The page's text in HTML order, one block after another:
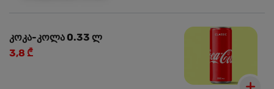
კოკა-კოლა 0.33 ლ
3,8 ₾